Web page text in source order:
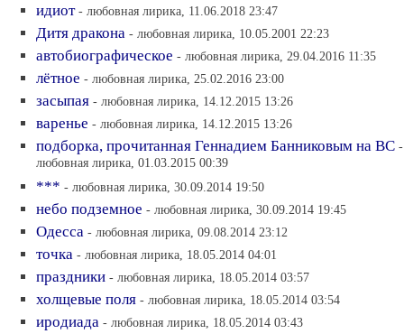
идиот - любовная лирика, 11.06.2018 23:47
Дитя дракона - любовная лирика, 10.05.2001 22:23
автобиографическое - любовная лирика, 29.04.2016 11:35
лётное - любовная лирика, 25.02.2016 23:00
засыпая - любовная лирика, 14.12.2015 13:26
варенье - любовная лирика, 14.12.2015 13:26
подборка, прочитанная Геннадием Банниковым на ВС -
любовная лирика, 01.03.2015 00:39
*** - любовная лирика, 30.09.2014 19:50
небо подземное - любовная лирика, 30.09.2014 19:45
Одесса - любовная лирика, 09.08.2014 23:12
точка - любовная лирика, 18.05.2014 04:01
праздники - любовная лирика, 18.05.2014 03:57
холщевые поля - любовная лирика, 18.05.2014 03:54
иродиада - любовная лирика, 18.05.2014 03:43